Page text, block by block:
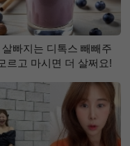
살빠지는 디톡스 빼빼주
르고 마시면 더 살쩌요!